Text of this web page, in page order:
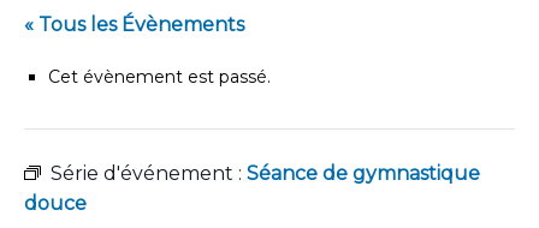
« Tous les Évènements
Cet évènement est passé.
Série d'événement : Séance de gymnastique
douce